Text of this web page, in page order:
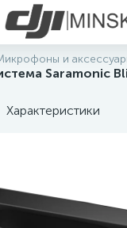
и
Saramonic
Характеристики